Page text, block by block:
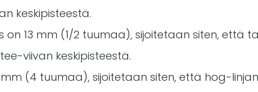
keskipisteestä.
on 13 mm (1/2 tuumaa), sijoitetaan siten, että
viivan keskipisteestä.
mm (4 tuumaa), sijoitetaan siten, että hog-